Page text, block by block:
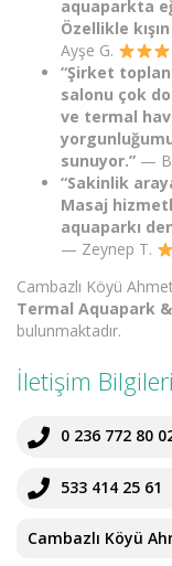
aquaparkta
Özellikle
Ayşe G.
“Şirket
salonu çok
ve termal
sunuyor.” —
“Sakinlik
Masaj
aquaparkı
— Zeynep T.
Cambazlı Köyü
Termal Aquapark
bulunmaktadır.
İletişim Bilgileri
0 236 772 80
533 414 25 61
Cambazlı Köyü